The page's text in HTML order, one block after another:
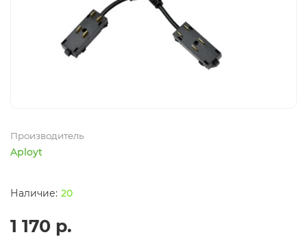
Производитель
Aployt
20
1 170 р.